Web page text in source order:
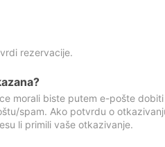
rezervacije.
morali biste putem e-pošte
spam. Ako potvrdu o
li primili vaše otkazivanje.